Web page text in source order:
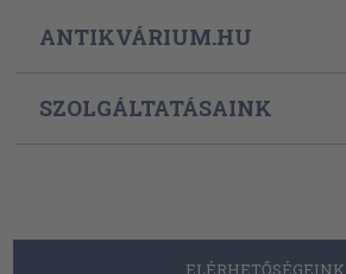
ANTIKVÁRIUM.HU
SZOLGÁLTATÁSAINK
ELÉRHETŐSÉGEINK